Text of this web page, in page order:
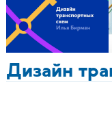
Дизайн